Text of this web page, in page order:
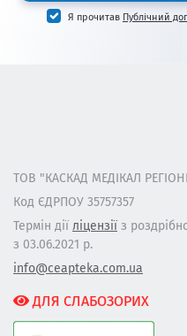
Я прочитав Публічний
ТОВ "КАСКАД МЕДІКАЛ
Код ЄДРПОУ 35757357
Термін дії ліцензії з
з 03.06.2021 р.
info@ceapteka.com.ua
ДЛЯ СЛАБОЗОРИХ